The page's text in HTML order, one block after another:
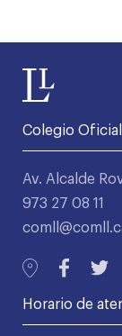
Colegio
Av. Alcalde
973 27 08 11
Horario de